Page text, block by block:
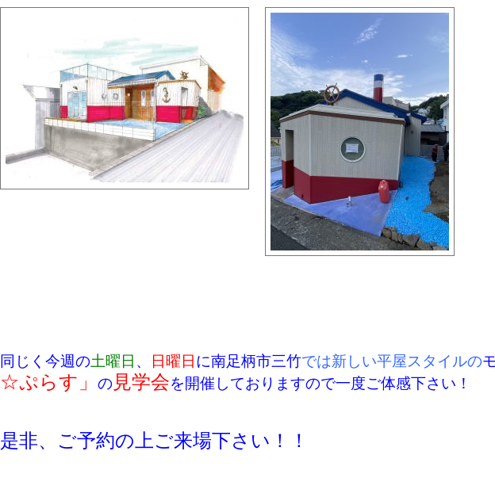
同じく今週の土曜日 、 日曜日に南足柄市三竹では新しい平屋スタイルの
☆ぷらす」
の 見学会を開催しておりますので一度ご体感下さい！
是非、ご予約の上ご来場下さい！！